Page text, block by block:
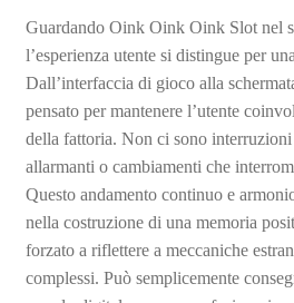
Guardando Oink Oink Oink Slot nel
l’esperienza utente si distingue per
Dall’interfaccia di gioco alla
pensato per mantenere l’utente
della fattoria. Non ci sono interruzioni
allarmanti o cambiamenti che
Questo andamento continuo e
nella costruzione di una memoria
forzato a riflettere a meccaniche
complessi. Può semplicemente